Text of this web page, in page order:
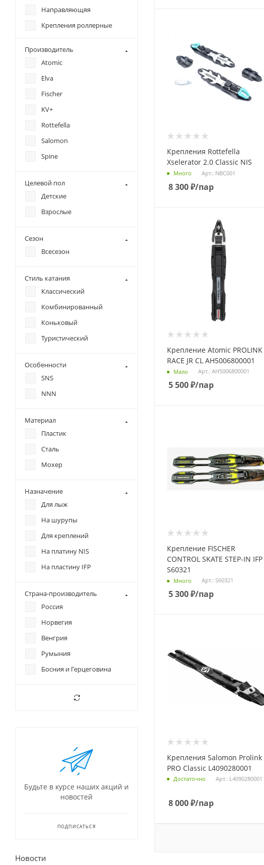
Крепления Rottefella
Xselerator 2.0 Classic NIS
Много Арт.: NBC001
8 300₽/пар
Крепление Atomic PROLINK
RACE JR CL AH5006800001
Мало Арт.: AH5006800001
5 500₽/пар
Крепление FISCHER
CONTROL SKATE STEP-IN IFP
S60321
Много Арт.: S60321
5 300₽/пар
Крепления Salomon Prolink
PRO Classic L4090280001
Достаточно Арт.: L4090280001
8 000₽/пар
Направляющяя
Крепления роллерные
Производитель
Atomic
Elva
Fischer
KV+
Rottefella
Salomon
Spine
Целевой пол
Детские
Взрослые
Сезон
Всесезон
Стиль катания
Классический
Комбинированный
Коньковый
Туристический
Особенности
SNS
NNN
Материал
Пластик
Сталь
Мохер
Назначение
Для лыж
На шурупы
Для креплений
На платину NIS
На пластину IFP
Страна-производитель
Россия
Норвегия
Венгрия
Румыния
Босния и Герцеговина
Будьте в курсе наших акций и
новостей
ПОДПИСАТЬСЯ
Новости